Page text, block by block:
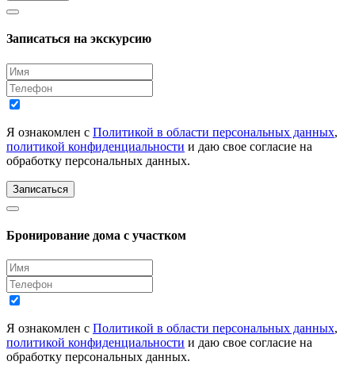
Записаться на экскурсию
Я ознакомлен с Политикой в области персональных данных,
политикой конфиденциальности и даю свое согласие на
обработку персональных данных.
Записаться
Бронирование дома с участком
Я ознакомлен с Политикой в области персональных данных,
политикой конфиденциальности и даю свое согласие на
обработку персональных данных.